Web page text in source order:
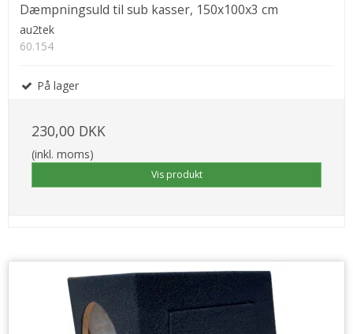
Dæmpningsuld til sub kasser, 150x100x3 cm
au2tek
60.154
På lager
230,00 DKK
(inkl. moms)
Vis produkt